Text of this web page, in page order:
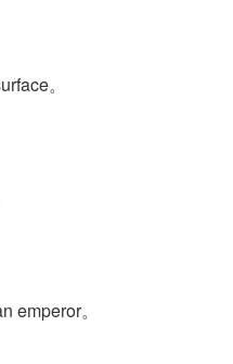
。
emperor。